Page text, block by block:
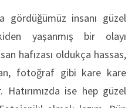
insanı güzel
yaşanmış bir olayı
hafızası oldukça hassas,
fotoğraf gibi kare kare
Hatırımızda ise hep güzel